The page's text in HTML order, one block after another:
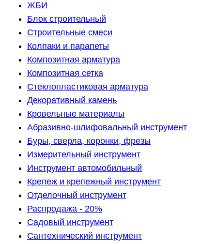
ЖБИ
Блок строительный
Строительные смеси
Колпаки и парапеты
Композитная арматура
Композитная сетка
Стеклопластиковая арматура
Декоративный камень
Кровельные материалы
Абразивно-шлифовальный инструмент
Буры, сверла, коронки, фрезы
Измерительный инструмент
Инструмент автомобильный
Крепеж и крепежный инструмент
Отделочный инструмент
Распродажа - 20%
Садовый инструмент
Сантехнический инструмент